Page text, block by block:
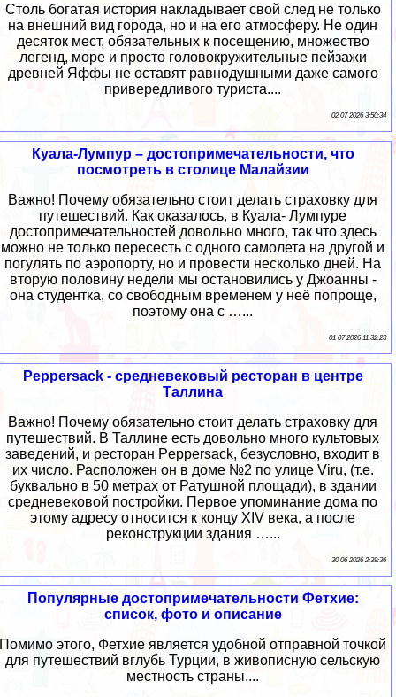
Столь богатая история накладывает свой след не только
на внешний вид города, но и на его атмосферу. Не один
десяток мест, обязательных к посещению, множество
легенд, море и просто головокружительные пейзажи
древней Яффы не оставят равнодушными даже самого
привередливого туриста....
02 07 2026 3:50:34
Куала-Лумпур – достопримечательности, что
посмотреть в столице Малайзии
Важно! Почему обязательно стоит делать страховку для
путешествий. Как оказалось, в Куала- Лумпуре
достопримечательностей довольно много, так что здесь
можно не только пересесть с одного самолета на другой и
погулять по аэропорту, но и провести несколько дней. На
вторую половину недели мы остановились у Джоанны -
она студентка, со свободным временем у неё попроще,
поэтому она с …...
01 07 2026 11:32:23
Peppersack - средневековый ресторан в центре
Таллина
Важно! Почему обязательно стоит делать страховку для
путешествий. В Таллине есть довольно много культовых
заведений, и ресторан Peppersack, безусловно, входит в
их число. Расположен он в доме №2 по улице Viru, (т.е.
буквально в 50 метрах от Ратушной площади), в здании
средневековой постройки. Первое упоминание дома по
этому адресу относится к концу XIV века, а после
реконструкции здания …...
30 06 2026 2:39:36
Популярные достопримечательности Фетхие:
список, фото и описание
Помимо этого, Фетхие является удобной отправной точкой
для путешествий вглубь Турции, в живописную сельскую
местность страны....